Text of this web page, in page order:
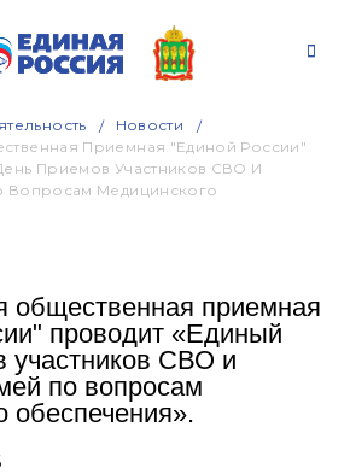
Новости
Приемная "Единой России"
Приемов Участников СВО И
Вопросам Медицинского
общественная приемная
проводит «Единый
участников СВО и
по вопросам
обеспечения».